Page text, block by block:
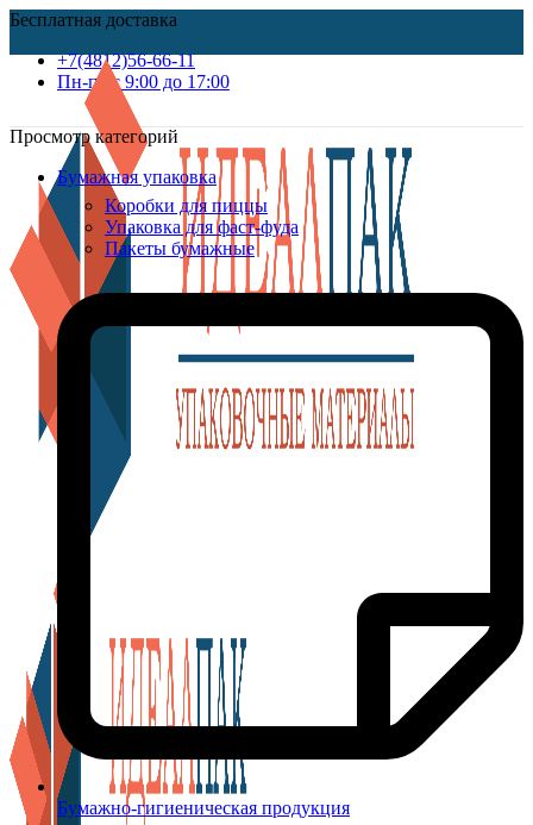
Бесплатная доставка
+7(4812)56-66-11
Пн-пт c 9:00 до 17:00
Просмотр категорий
Бумажная упаковка
Коробки для пиццы
Упаковка для фаст-фуда
Пакеты бумажные
Бумажно-гигиеническая продукция